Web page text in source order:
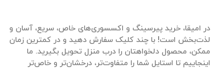
در امیقا، خرید پیرسینگ و اکسسوری‌های خاص، سریع، آسان و
لذت‌بخش است! با چند کلیک سفارش دهید و در کمترین زمان
ممکن، محصول دلخواهتان را درب منزل تحویل بگیرید. ما
اینجاییم تا استایل شما را متفاوت‌تر، درخشان‌تر و خاص‌تر